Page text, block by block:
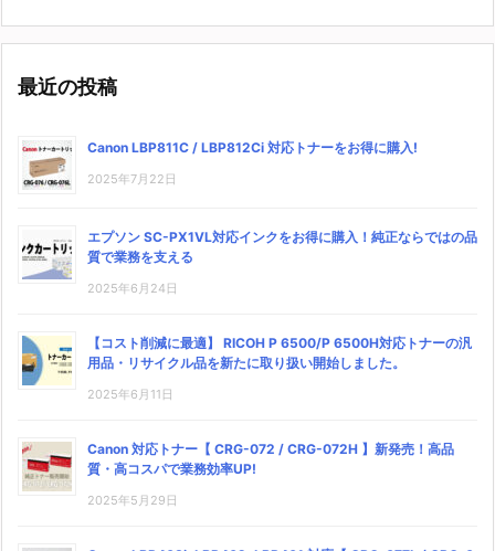
最近の投稿
Canon LBP811C / LBP812Ci 対応トナーをお得に購入!
2025年7月22日
エプソン SC-PX1VL対応インクをお得に購入！純正ならではの品
質で業務を支える
2025年6月24日
【コスト削減に最適】 RICOH P 6500/P 6500H対応トナーの汎
用品・リサイクル品を新たに取り扱い開始しました。
2025年6月11日
Canon 対応トナー【 CRG-072 / CRG-072H 】新発売！高品
質・高コスパで業務効率UP!
2025年5月29日